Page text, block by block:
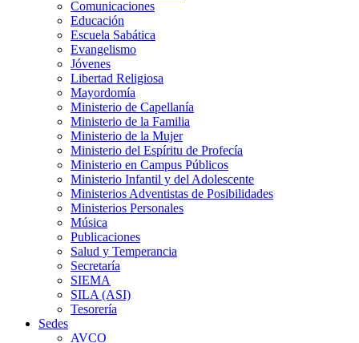
Comunicaciones
Educación
Escuela Sabática
Evangelismo
Jóvenes
Libertad Religiosa
Mayordomía
Ministerio de Capellanía
Ministerio de la Familia
Ministerio de la Mujer
Ministerio del Espíritu de Profecía
Ministerio en Campus Públicos
Ministerio Infantil y del Adolescente
Ministerios Adventistas de Posibilidades
Ministerios Personales
Música
Publicaciones
Salud y Temperancia
Secretaría
SIEMA
SILA (ASI)
Tesorería
Sedes
AVCO